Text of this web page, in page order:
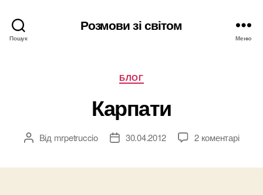
Пошук
Розмови зі світом
Меню
Категорії
БЛОГ
Карпати
Автор
Від mrpetruccio
Дата30.04.2012 2 коментарі